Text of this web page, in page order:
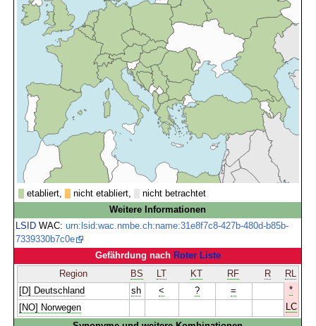
etabliert, nicht etabliert,
nicht betrachtet
Weitere Informationen
LSID WAC:urn:lsid:wac.nmbe.ch:name:31e8f7c8-427b-480d-b85b-
7339330b7c0e
Gefährdung nach Roter Liste
Region
BS LT KT RF R
RL
[D] Deutschland
sh < ? =
*
[NO] Norwegen
LC